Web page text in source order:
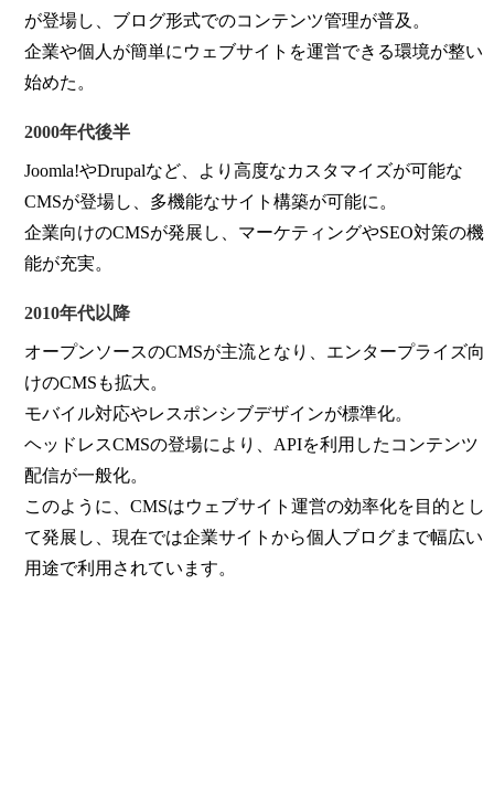
が登場し、ブログ形式でのコンテンツ管理が普及。
企業や個人が簡単にウェブサイトを運営できる環境が整い
始めた。
2000年代後半
Joomla!やDrupalなど、より高度なカスタマイズが可能な
CMSが登場し、多機能なサイト構築が可能に。
企業向けのCMSが発展し、マーケティングやSEO対策の機
能が充実。
2010年代以降
オープンソースのCMSが主流となり、エンタープライズ向
けのCMSも拡大。
モバイル対応やレスポンシブデザインが標準化。
ヘッドレスCMSの登場により、APIを利用したコンテンツ
配信が一般化。
このように、CMSはウェブサイト運営の効率化を目的とし
て発展し、現在では企業サイトから個人ブログまで幅広い
用途で利用されています。